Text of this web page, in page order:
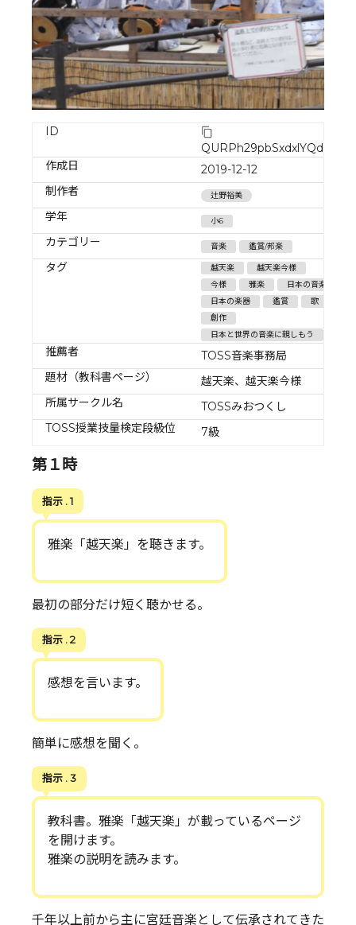
ID
QURPh29pbSxdxlYQdiIw
作成日
2019-12-12
制作者
辻野裕美
学年 小6
カテゴリー 音楽 鑑賞/邦楽
タグ 越天楽
越天楽今様
今様
雅楽
日本の音楽
日本の楽器
鑑賞
歌
創作
日本と世界の音楽に親しもう
推薦者
TOSS音楽事務局
題材（教科書ページ）
越天楽、越天楽今様
所属サークル名
TOSSみおつくし
TOSS授業技量検定段級位
7級
第１時
指示 . 1
雅楽「越天楽」を聴きます。
最初の部分だけ短く聴かせる。
指示 . 2
感想を言います。
簡単に感想を聞く。
指示 . 3
教科書。雅楽「越天楽」が載っているページ
を開けます。
雅楽の説明を読みます。
千年以上前から主に宮廷音楽として伝承されてきた